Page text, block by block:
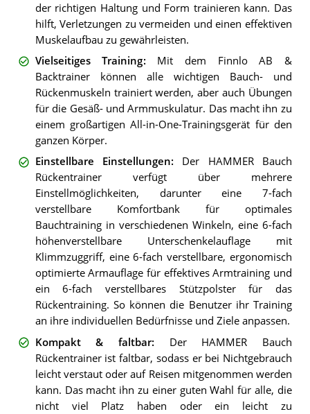
der richtigen Haltung und Form trainieren kann. Das
hilft, Verletzungen zu vermeiden und einen effektiven
Muskelaufbau zu gewährleisten.
Vielseitiges Training: Mit dem Finnlo AB &
Backtrainer können alle wichtigen Bauch- und
Rückenmuskeln trainiert werden, aber auch Übungen
für die Gesäß- und Armmuskulatur. Das macht ihn zu
einem großartigen All-in-One-Trainingsgerät für den
ganzen Körper.
Einstellbare Einstellungen: Der HAMMER Bauch
Rückentrainer verfügt über mehrere
Einstellmöglichkeiten, darunter eine 7-fach
verstellbare Komfortbank für optimales
Bauchtraining in verschiedenen Winkeln, eine 6-fach
höhenverstellbare Unterschenkelauflage mit
Klimmzuggriff, eine 6-fach verstellbare, ergonomisch
optimierte Armauflage für effektives Armtraining und
ein 6-fach verstellbares Stützpolster für das
Rückentraining. So können die Benutzer ihr Training
an ihre individuellen Bedürfnisse und Ziele anpassen.
Kompakt & faltbar: Der HAMMER Bauch
Rückentrainer ist faltbar, sodass er bei Nichtgebrauch
leicht verstaut oder auf Reisen mitgenommen werden
kann. Das macht ihn zu einer guten Wahl für alle, die
nicht viel Platz haben oder ein leicht zu